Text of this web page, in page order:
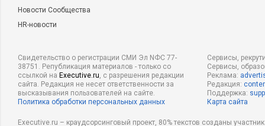
Новости Сообщества
HR-новости
Свидетельство о регистрации СМИ Эл NФС 77-
38751. Републикация материалов - только со
ссылкой на Executive.ru, с разрешения редакции
сайта. Редакция не несет ответственности за
высказывания пользователей на сайте.
Политика обработки персональных данных
Сервисы,
Сервисы,
Реклама:
Редакция:
Поддержка:
Карта сайта
Executive.ru – краудсорсинговый проект, 80% текстов созданы